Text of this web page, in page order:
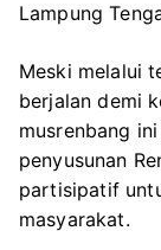
Lampung
Meski melalui
berjalan demi
musrenbang
penyusunan
partisipatif
masyarakat.